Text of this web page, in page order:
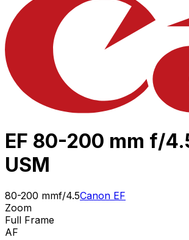
EF 80-200 mm f/
USM
80-200 mmf/4.5Canon EF
Zoom
Full Frame
AF